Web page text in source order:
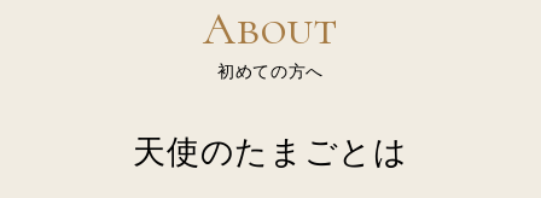
About
初めての方へ
天使のたまごとは